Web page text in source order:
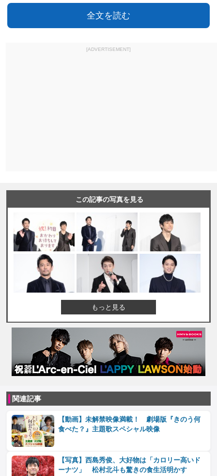
全文を読む
[ADVERTISEMENT]
この記事の写真を見る
もっと見る
関連記事
【動画】未解禁映像満載！ 劇場版『きのう何
食べた？』主題歌スペシャル映像
【写真】西島秀俊、大好物は「カロリー高いド
ーナツ」 松村北斗も驚きの食生活明かす